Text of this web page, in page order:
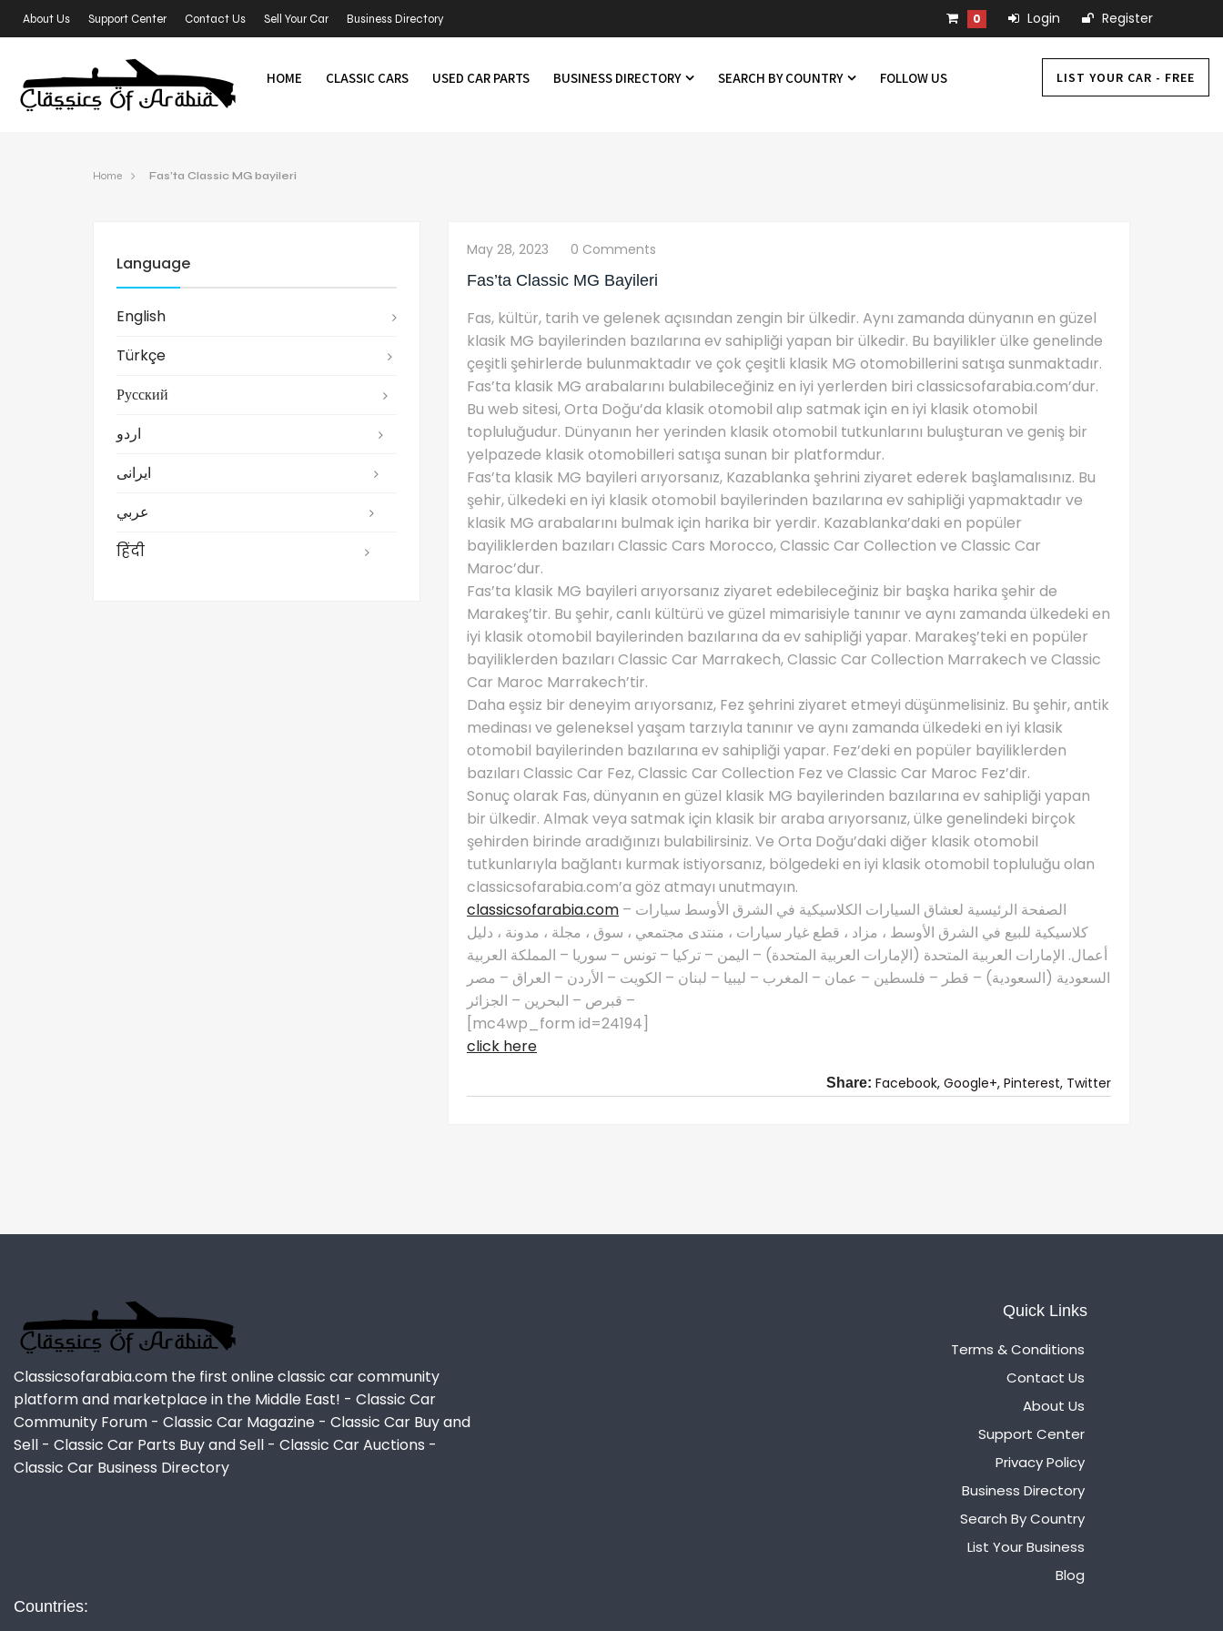
About Us Support Center Contact Us Sell Your Car Business Directory 0 Login Register
HOME CLASSIC CARS USED CAR PARTS BUSINESS DIRECTORY SEARCH BY COUNTRY FOLLOW US LIST YOUR CAR - FREE
Home Fas’ta Classic MG bayileri
Language
English
Türkçe
Русский
اردو
ایرانی
عربي
हिंदी
May 28, 2023
0 Comments
Fas’ta Classic MG Bayileri
Fas, kültür, tarih ve gelenek açısından zengin bir ülkedir. Aynı zamanda dünyanın en güzel
klasik MG bayilerinden bazılarına ev sahipliği yapan bir ülkedir. Bu bayilikler ülke genelinde
çeşitli şehirlerde bulunmaktadır ve çok çeşitli klasik MG otomobillerini satışa sunmaktadır.
Fas’ta klasik MG arabalarını bulabileceğiniz en iyi yerlerden biri classicsofarabia.com’dur.
Bu web sitesi, Orta Doğu’da klasik otomobil alıp satmak için en iyi klasik otomobil
topluluğudur. Dünyanın her yerinden klasik otomobil tutkunlarını buluşturan ve geniş bir
yelpazede klasik otomobilleri satışa sunan bir platformdur.
Fas’ta klasik MG bayileri arıyorsanız, Kazablanka şehrini ziyaret ederek başlamalısınız. Bu
şehir, ülkedeki en iyi klasik otomobil bayilerinden bazılarına ev sahipliği yapmaktadır ve
klasik MG arabalarını bulmak için harika bir yerdir. Kazablanka’daki en popüler
bayiliklerden bazıları Classic Cars Morocco, Classic Car Collection ve Classic Car
Maroc’dur.
Fas’ta klasik MG bayileri arıyorsanız ziyaret edebileceğiniz bir başka harika şehir de
Marakeş’tir. Bu şehir, canlı kültürü ve güzel mimarisiyle tanınır ve aynı zamanda ülkedeki en
iyi klasik otomobil bayilerinden bazılarına da ev sahipliği yapar. Marakeş’teki en popüler
bayiliklerden bazıları Classic Car Marrakech, Classic Car Collection Marrakech ve Classic
Car Maroc Marrakech’tir.
Daha eşsiz bir deneyim arıyorsanız, Fez şehrini ziyaret etmeyi düşünmelisiniz. Bu şehir, antik
medinası ve geleneksel yaşam tarzıyla tanınır ve aynı zamanda ülkedeki en iyi klasik
otomobil bayilerinden bazılarına ev sahipliği yapar. Fez’deki en popüler bayiliklerden
bazıları Classic Car Fez, Classic Car Collection Fez ve Classic Car Maroc Fez’dir.
Sonuç olarak Fas, dünyanın en güzel klasik MG bayilerinden bazılarına ev sahipliği yapan
bir ülkedir. Almak veya satmak için klasik bir araba arıyorsanız, ülke genelindeki birçok
şehirden birinde aradığınızı bulabilirsiniz. Ve Orta Doğu’daki diğer klasik otomobil
tutkunlarıyla bağlantı kurmak istiyorsanız, bölgedeki en iyi klasik otomobil topluluğu olan
classicsofarabia.com’a göz atmayı unutmayın.
classicsofarabia.com – الصفحة الرئيسية لعشاق السيارات الكلاسيكية في الشرق الأوسط سيارات
كلاسيكية للبيع في الشرق الأوسط ، مزاد ، قطع غيار سيارات ، منتدى مجتمعي ، سوق ، مجلة ، مدونة ، دليل
أعمال. الإمارات العربية المتحدة (الإمارات العربية المتحدة) – اليمن – تركيا – تونس – سوريا – المملكة العربية
السعودية (السعودية) – قطر – فلسطين – عمان – المغرب – ليبيا – لبنان – الكويت – الأردن – العراق – مصر
– قبرص – البحرين – الجزائر
[mc4wp_form id=24194]
click here
Share: Facebook, Google+, Pinterest, Twitter
Classicsofarabia.com the first online classic car community
platform and marketplace in the Middle East! - Classic Car
Community Forum - Classic Car Magazine - Classic Car Buy and
Sell - Classic Car Parts Buy and Sell - Classic Car Auctions -
Classic Car Business Directory
Quick Links
Terms & Conditions
Contact Us
About Us
Support Center
Privacy Policy
Business Directory
Search By Country
List Your Business
Blog
Countries: